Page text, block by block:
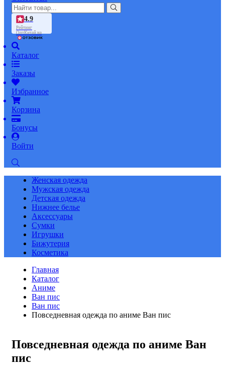
4.9
Рейтинг
ОптКитай на
Каталог
Заказы
Избранное
Корзина
Бонусы
Войти
Женская одежда
Мужская одежда
Детская одежда
Нижнее белье
Аксессуары
Сумки
Игрушки
Бижутерия
Косметика
Главная
Каталог
Аниме
Ван пис
Ван пис
Повседневная одежда по аниме Ван пис
Повседневная одежда по аниме Ван
пис